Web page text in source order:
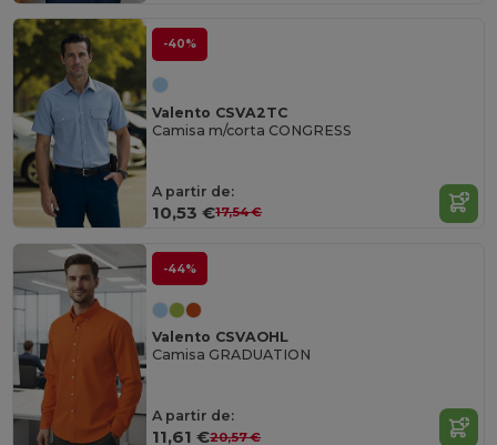
-40%
Valento CSVA2TC
Camisa m/corta CONGRESS
A partir de:
10,53 €17,54 €
-44%
Valento CSVAOHL
Camisa GRADUATION
A partir de:
11,61 €20,57 €